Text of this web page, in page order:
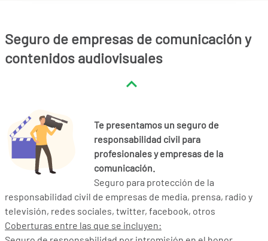
Seguro de empresas de comunicación y
contenidos audiovisuales
Te presentamos un seguro de
responsabilidad civil para
profesionales y empresas de la
comunicación.
Seguro para protección de la
responsabilidad civil de empresas de media, prensa, radio y
televisión, redes sociales, twitter, facebook, otros
Coberturas entre las que se incluyen: